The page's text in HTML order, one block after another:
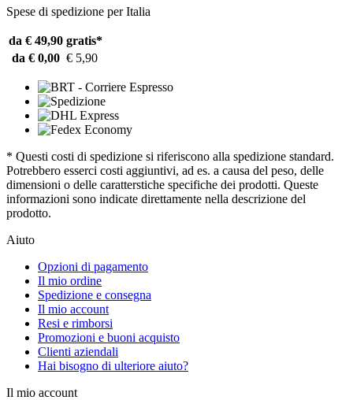
Spese di spedizione per Italia
da € 49,90 gratis*
da € 0,00 € 5,90
* Questi costi di spedizione si riferiscono alla spedizione standard.
Potrebbero esserci costi aggiuntivi, ad es. a causa del peso, delle
dimensioni o delle caratterstiche specifiche dei prodotti. Queste
informazioni sono indicate direttamente nella descrizione del
prodotto.
Aiuto
Opzioni di pagamento
Il mio ordine
Spedizione e consegna
Il mio account
Resi e rimborsi
Promozioni e buoni acquisto
Clienti aziendali
Hai bisogno di ulteriore aiuto?
Il mio account